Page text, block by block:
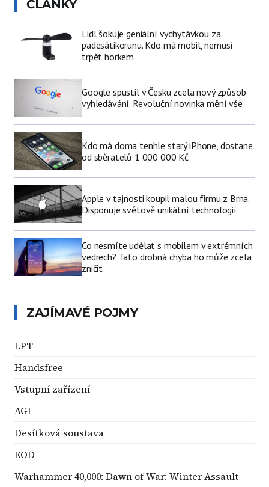
ČLÁNKY
Lidl šokuje geniální vychytávkou za
padesátikorunu. Kdo má mobil, nemusí
trpět horkem
Google spustil v Česku zcela nový způsob
vyhledávání. Revoluční novinka mění vše
Kdo má doma tenhle starý iPhone, dostane
od sběratelů 1 000 000 Kč
Apple v tajnosti koupil malou firmu z Brna.
Disponuje světově unikátní technologií
Co nesmíte udělat s mobilem v extrémních
vedrech? Tato drobná chyba ho může zcela
zničit
ZAJÍMAVÉ POJMY
LPT
Handsfree
Vstupní zařízení
AGI
Desítková soustava
EOD
Warhammer 40,000: Dawn of War: Winter Assault